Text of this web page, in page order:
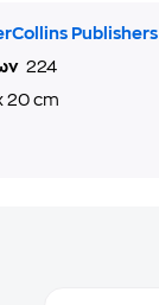
Publishers
224
20 cm